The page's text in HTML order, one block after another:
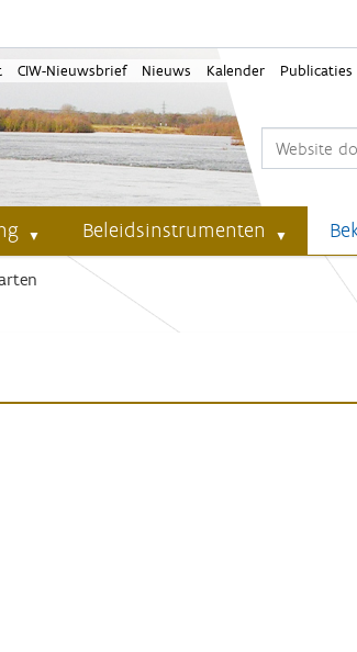
CIW-Nieuwsbrief Nieuws Kalender Publicaties
Beleidsinstrumenten